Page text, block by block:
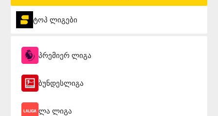
ტოპ ლიგები
პრემიერ ლიგა
ბუნდესლიგა
ლა ლიგა